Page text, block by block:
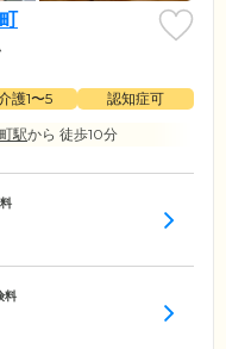
護1〜5
認知症可
駅から 徒歩10分
料